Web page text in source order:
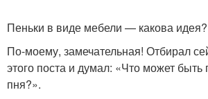
Пеньки в виде мебели — какова идея?
По-моему, замечательная! Отбирал
этого поста и думал: «Что может
пня?».